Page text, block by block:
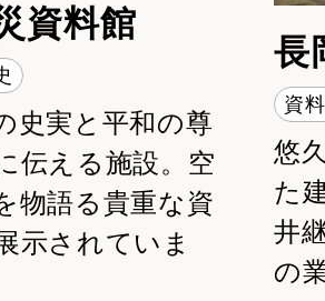
資料館
史実と平和の尊
伝える施設。空
物語る貴重な資
示されていま
長
資
悠
た
井
の